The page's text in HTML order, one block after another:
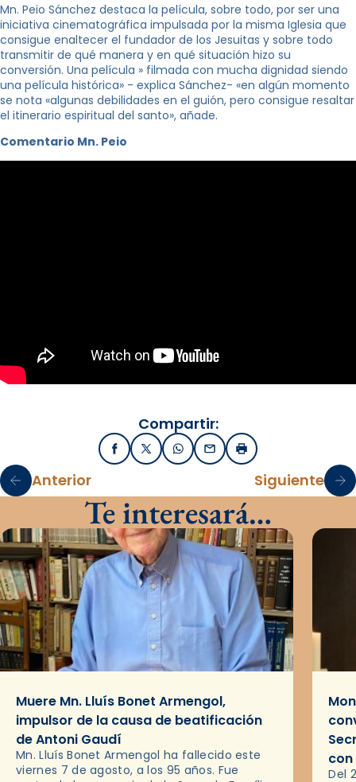
Mn. Peio Sánchez destaca la película, sobre todo, por ser una
iniciativa cinematográfica impulsada por la misma Iglesia que
consigue enaltecer el fundador de los Jesuitas y sobre todo
transmitir de qué manera y en qué situación hizo su
conversión. Una película » filmada con mucha dignidad siendo
una película histórica» ​​- explica Sánchez- «en algún momento
se nota «algunas debilidades en el guión, pero consigue resaltar
el itinerario espiritual del santo», añade.
Comentario Mn. Peio
Compartir:
FacebookX / TwitterWhatsApp
EmailImprimir
Anterior Siguiente
Te interesará…
Muere Mn. Lluís Bonet Armengol,
impulsor de la causa de beatificación
de Antoni Gaudí
Mn. Lluís Bonet Armengol ha fallecido este
viernes 7 de agosto, a los 95 años. Fue
Del